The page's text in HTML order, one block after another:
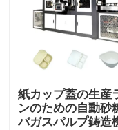
製品
企業情報
会社案内
紙カップ蓋の生産
ンのための自動砂
バガスパルプ鋳造